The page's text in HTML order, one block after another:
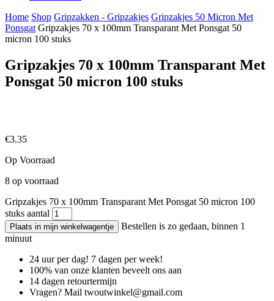
Home Shop Gripzakken - Gripzakjes Gripzakjes 50 Micron Met
Ponsgat Gripzakjes 70 x 100mm Transparant Met Ponsgat 50
micron 100 stuks
Gripzakjes 70 x 100mm Transparant Met
Ponsgat 50 micron 100 stuks
€3.35
Op Voorraad
8 op voorraad
Gripzakjes 70 x 100mm Transparant Met Ponsgat 50 micron 100
stuks aantal
Plaats in mijn winkelwagentje
Bestellen is zo gedaan, binnen 1
minuut
24 uur per dag! 7 dagen per week!
100% van onze klanten beveelt ons aan
14 dagen retourtermijn
Vragen? Mail twoutwinkel@gmail.com